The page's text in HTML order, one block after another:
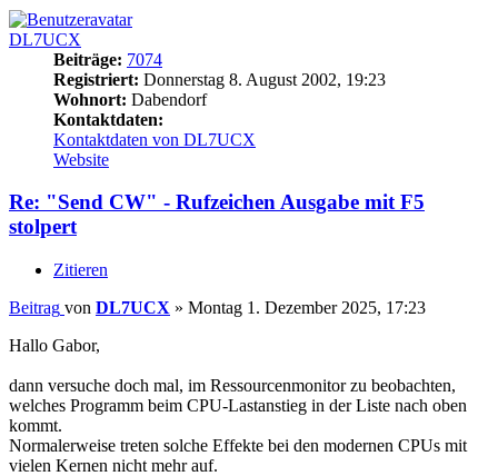
DL7UCX
Beiträge: 7074
Registriert: Donnerstag 8. August 2002, 19:23
Wohnort: Dabendorf
Kontaktdaten:
Kontaktdaten von DL7UCX
Website
Re: "Send CW" - Rufzeichen Ausgabe mit F5
stolpert
Zitieren
Beitrag von DL7UCX » Montag 1. Dezember 2025, 17:23
Hallo Gabor,
dann versuche doch mal, im Ressourcenmonitor zu beobachten,
welches Programm beim CPU-Lastanstieg in der Liste nach oben
kommt.
Normalerweise treten solche Effekte bei den modernen CPUs mit
vielen Kernen nicht mehr auf.